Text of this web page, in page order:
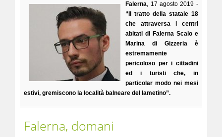
Falerna, 17 agosto 2019 -
“Il tratto della statale 18
che attraversa i centri
abitati di Falerna Scalo e
Marina di Gizzeria è
estremamente
pericoloso per i cittadini
ed i turisti che, in
particolar modo nei mesi
estivi, gremiscono la località balneare del lametino”.
Falerna, domani